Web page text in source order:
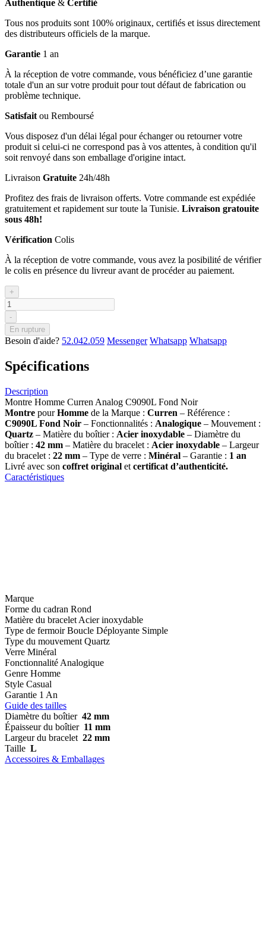
Authentique & Certifié
Tous nos produits sont 100% originaux, certifiés et issus directement
des distributeurs officiels de la marque.
Garantie 1 an
À la réception de votre commande, vous bénéficiez d’une garantie
totale d'un an sur votre produit pour tout défaut de fabrication ou
problème technique.
Satisfait ou Remboursé
Vous disposez d'un délai légal pour échanger ou retourner votre
produit si celui-ci ne correspond pas à vos attentes, à condition qu'il
soit renvoyé dans son emballage d'origine intact.
Livraison Gratuite 24h/48h
Profitez des frais de livraison offerts. Votre commande est expédiée
gratuitement et rapidement sur toute la Tunisie. Livraison gratouite
sous 48h!
Vérification Colis
À la réception de votre commande, vous avez la posibilité de vérifier
le colis en présence du livreur avant de procéder au paiement.
+
-
En rupture
Besoin d'aide? 52.042.059 Messenger Whatsapp Whatsapp
Spécifications
Description
Montre Homme Curren Analog C9090L Fond Noir
Montre pourHomme de la Marque : Curren – Référence :
C9090L Fond Noir – Fonctionnalités : Analogique – Mouvement :
Quartz – Matière du boîtier : Acier inoxydable – Diamètre du
boîtier : 42 mm – Matière du bracelet : Acier inoxydable – Largeur
du bracelet : 22 mm – Type de verre : Minéral – Garantie : 1 an
Livré avec son coffret original et certificat d’authenticité.
Caractéristiques
Marque
Forme du cadran Rond
Matière du bracelet Acier inoxydable
Type de fermoir Boucle Déployante Simple
Type du mouvement Quartz
Verre Minéral
Fonctionnalité Analogique
Genre Homme
Style Casual
Garantie 1 An
Guide des tailles
Diamètre du boîtier 42 mm
Épaisseur du boîtier 11 mm
Largeur du bracelet 22 mm
Taille L
Accessoires & Emballages